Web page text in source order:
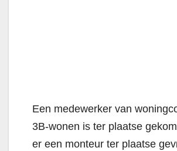
Een medewerker van
3B-wonen is ter plaatse
er een monteur ter plaatse